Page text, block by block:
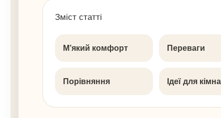
Зміст статті
М’який комфорт Переваги
Порівняння Ідеї для